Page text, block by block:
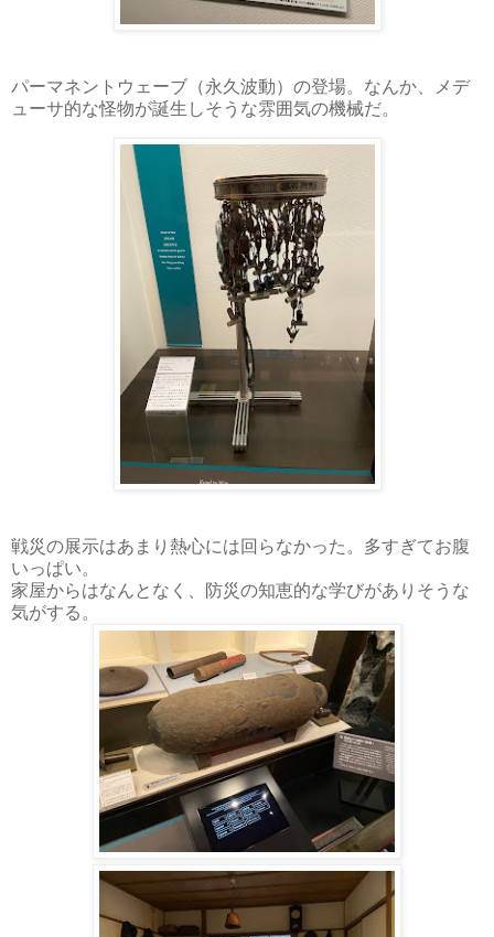
パーマネントウェーブ（永久波動）の登場。なんか、メデ
ューサ的な怪物が誕生しそうな雰囲気の機械だ。
戦災の展示はあまり熱心には回らなかった。多すぎてお腹
いっぱい。
家屋からはなんとなく、防災の知恵的な学びがありそうな
気がする。